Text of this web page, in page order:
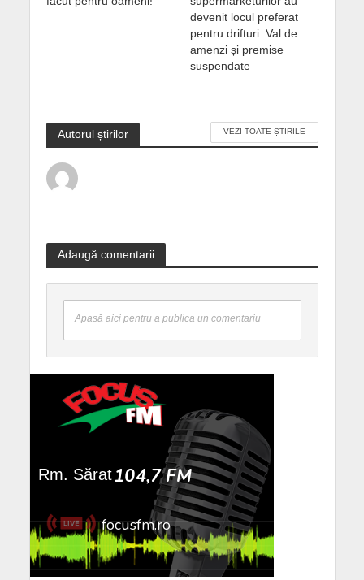
devenit locul preferat
pentru drifturi. Val de
amenzi și premise
suspendate
Autorul știrilor VEZI TOATE ȘTIRILE
Adaugă comentarii
Apasă aici pentru a publica un comentariu